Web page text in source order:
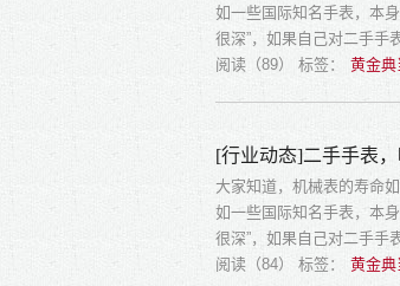
如一些国际知名手表，本
很深”，如果自己对二手手
阅读（89） 标签： 黄金
[行业动态]二手手表，
大家知道，机械表的寿命
如一些国际知名手表，本
很深”，如果自己对二手手
阅读（84） 标签： 黄金